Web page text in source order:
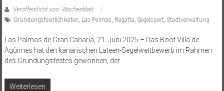
Veröffentlicht von: Wochenblatt
Gründungsfeierlichkeiten Las Palmas Regatta Segelsport Stadtverwaltung
Las Palmas de Gran Canaria, 21. Juni 2025 – Das Boot Villa de
Agüimes hat den kanarischen Lateen-Segelwettbewerb im Rahmen
des Gründungsfestes gewonnen, der
Weiterlesen